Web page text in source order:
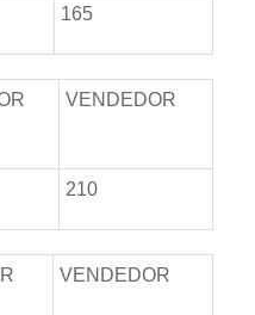
165
VENDEDOR
210
VENDEDOR